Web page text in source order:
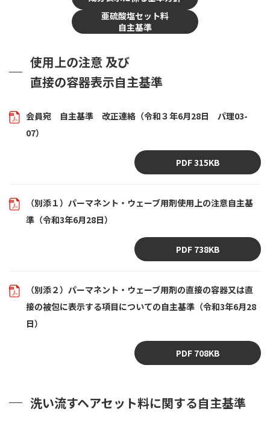
亜硫酸塩セット料
自主基準
使用上の注意 及び
直接の容器表示自主基準
会員宛 自主基準 改正連絡（令和３年6月28日 パ理03-
07）
PDF 315KB
（別添１）パーマネント・ウェーブ用剤使用上の注意自主基
準（令和3年6月28日）
PDF 738KB
（別添２）パーマネント・ウェーブ用剤の直接の容器又は直
接の被包に表示する項目についての自主基準（令和3年6月28
日）
PDF 708KB
洗い流すヘアセット料に関する自主基準